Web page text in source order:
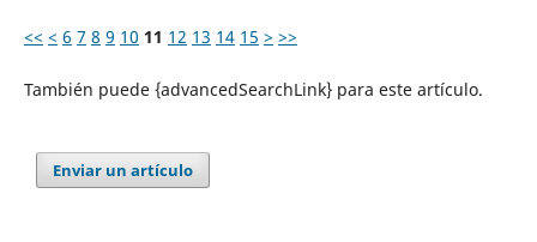
<< < 6 7 8 9 10 11 12 13 14 15 > >>
También puede {advancedSearchLink} para este artículo.
Enviar un artículo